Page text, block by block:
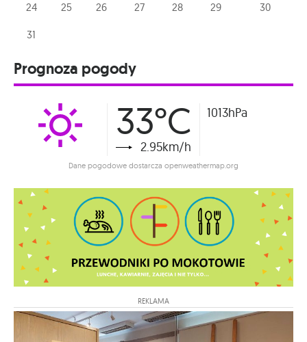
24 25 26 27 28 29 30
31
Prognoza pogody
33°C
2.95km/h
1013hPa
Dane pogodowe dostarcza openweathermap.org
REKLAMA